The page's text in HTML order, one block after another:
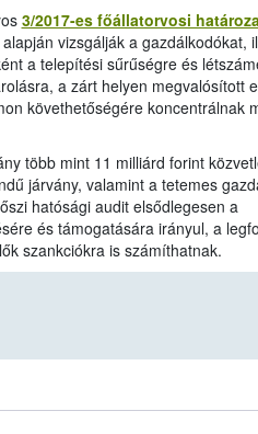
3/2017-es főállatorvosi
vizsgálják a gazdálkodókat,
a telepítési sűrűségre és
a zárt helyen megvalósított
követhetőségére koncentrálnak
több mint 11 milliárd forint
járvány, valamint a tetemes
hatósági audit elsődlegesen a
és támogatására irányul, a
szankciókra is számíthatnak.